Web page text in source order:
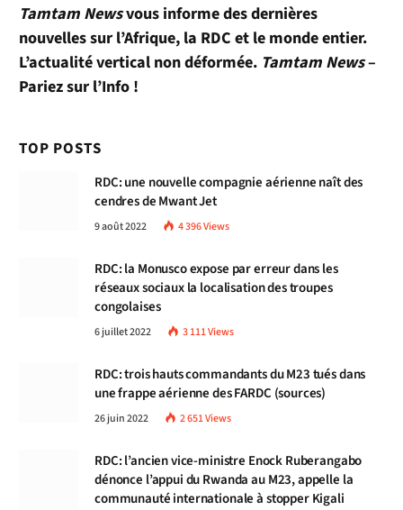
Tamtam Newsvous informe des dernières
nouvelles sur l’Afrique, la RDC et le monde entier.
L’actualité vertical non déformée. Tamtam News–
Pariez sur l’Info !
TOP POSTS
RDC: une nouvelle compagnie aérienne naît des
cendres de Mwant Jet
9 août 2022 4 396Views
RDC: la Monusco expose par erreur dans les
réseaux sociaux la localisation des troupes
congolaises
6 juillet 2022 3 111Views
RDC: trois hauts commandants du M23 tués dans
une frappe aérienne des FARDC (sources)
26 juin 2022 2 651Views
RDC: l’ancien vice-ministre Enock Ruberangabo
dénonce l’appui du Rwanda au M23, appelle la
communauté internationale à stopper Kigali